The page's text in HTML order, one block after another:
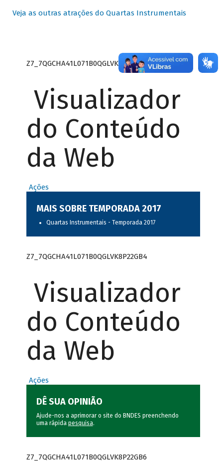
Veja as outras atrações do Quartas Instrumentais
Z7_7QGCHA41L071B0QGLVK8P22GJ7
Visualizador
do Conteúdo
da Web
Ações
MAIS SOBRE TEMPORADA 2017
Quartas Instrumentais - Temporada 2017
Z7_7QGCHA41L071B0QGLVK8P22GB4
Visualizador
do Conteúdo
da Web
Ações
DÊ SUA OPINIÃO
Ajude-nos a aprimorar o site do BNDES preenchendo
uma rápida pesquisa.
Z7_7QGCHA41L071B0QGLVK8P22GB6